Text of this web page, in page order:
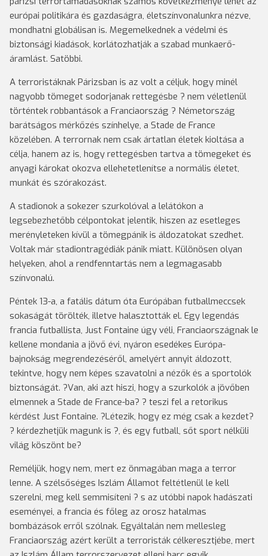
európai politikára és gazdaságra, életszínvonalunkra nézve,
mondhatni globálisan is. Megemelkednek a védelmi és
biztonsági kiadások, korlátozhatják a szabad munkaerő-
áramlást. Satöbbi.
A terroristáknak Párizsban is az volt a céljuk, hogy minél
nagyobb tömeget sodorjanak rettegésbe ? nem véletlenül
történtek robbantások a Franciaország ? Németország
barátságos mérkőzés színhelye, a Stade de France
közelében. A terrornak nem csak ártatlan életek kioltása a
célja, hanem az is, hogy rettegésben tartva a tömegeket és
anyagi károkat okozva ellehetetlenítse a normális életet,
munkát és szórakozást.
A stadionok a sokezer szurkolóval a lelátókon a
legsebezhetőbb célpontokat jelentik, hiszen az esetleges
merényleteken kívül a tömegpánik is áldozatokat szedhet.
Voltak már stadiontragédiák pánik miatt. Különösen olyan
helyeken, ahol a rendfenntartás nem a legmagasabb
színvonalú.
Péntek 13-a, a fatális dátum óta Európában futballmeccsek
sokaságát törölték, illetve halasztották el. Egy legendás
francia futballista, Just Fontaine úgy véli, Franciaországnak le
kellene mondania a jövő évi, nyáron esedékes Európa-
bajnokság megrendezéséről, amelyért annyit áldozott,
tekintve, hogy nem képes szavatolni a nézők és a sportolók
biztonságát. ?Van, aki azt hiszi, hogy a szurkolók a jövőben
elmennek a Stade de France-ba? ? teszi fel a retorikus
kérdést Just Fontaine. ?Létezik, hogy ez még csak a kezdet?
? kérdezhetjük magunk is ?, és egy futball, sőt sport nélküli
világ köszönt be?
Reméljük, hogy nem, mert ez önmagában maga a terror
lenne. A szélsőséges Iszlám Államot feltétlenül le kell
szerelni, meg kell semmisíteni ? s az utóbbi napok hadászati
eseményei, a francia és főleg az orosz hatalmas
bombázások erről szólnak. Egyáltalán nem mellesleg
Franciaország azért került a terroristák célkeresztjébe, mert